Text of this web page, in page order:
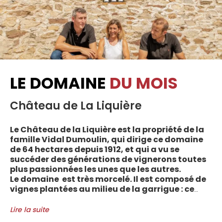
LE DOMAINE DU MOIS
Château de La Liquière
Le Château de la Liquière est la propriété de la
famille Vidal Dumoulin, qui dirige ce domaine
de 64 hectares depuis 1912, et qui a vu se
succéder des générations de vignerons toutes
plus passionnées les unes que les autres.
Le domaine est très morcelé. Il est composé de
vignes plantées au milieu de la garrigue : ce
entre les villages d’Autignac, Caussiniojouls,
Lire la suite